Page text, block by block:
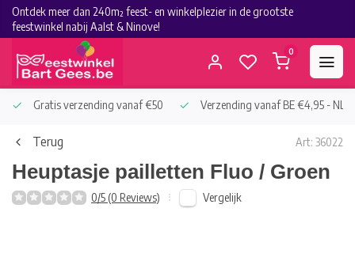
Ontdek meer dan 240m² feest- en winkelplezier in de grootste
feestwinkel nabij Aalst & Ninove!
0
Gratis verzending vanaf €50 Verzending vanaf BE €4,95 - NL
Terug Art: 36022
Heuptasje pailletten Fluo / Groen
0/5 (0 Reviews) Vergelijk